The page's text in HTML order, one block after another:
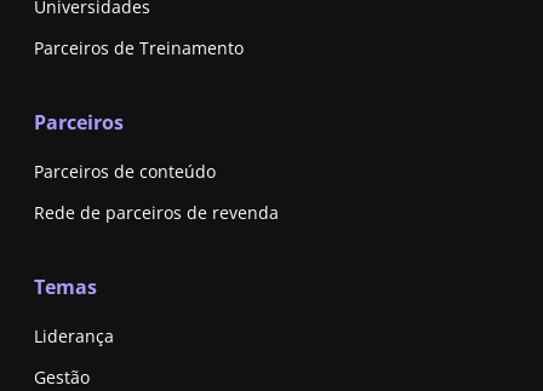
Universidades
Parceiros de Treinamento
Parceiros
Parceiros de conteúdo
Rede de parceiros de revenda
Temas
Liderança
Gestão